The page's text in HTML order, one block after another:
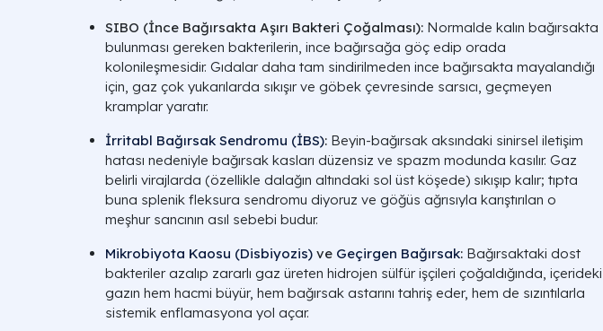
SIBO (İnce Bağırsakta Aşırı Bakteri Çoğalması): Normalde kalın bağırsakta
bulunması gereken bakterilerin, ince bağırsağa göç edip orada
kolonileşmesidir. Gıdalar daha tam sindirilmeden ince bağırsakta mayalandığı
için, gaz çok yukarılarda sıkışır ve göbek çevresinde sarsıcı, geçmeyen
kramplar yaratır.
İrritabl Bağırsak Sendromu (İBS): Beyin-bağırsak aksındaki sinirsel iletişim
hatası nedeniyle bağırsak kasları düzensiz ve spazm modunda kasılır. Gaz
belirli virajlarda (özellikle dalağın altındaki sol üst köşede) sıkışıp kalır; tıpta
buna splenik fleksura sendromu diyoruz ve göğüs ağrısıyla karıştırılan o
meşhur sancının asıl sebebi budur.
Mikrobiyota Kaosu (Disbiyozis) ve Geçirgen Bağırsak: Bağırsaktaki dost
bakteriler azalıp zararlı gaz üreten hidrojen sülfür işçileri çoğaldığında, içerideki
gazın hem hacmi büyür, hem bağırsak astarını tahriş eder, hem de sızıntılarla
sistemik enflamasyona yol açar.